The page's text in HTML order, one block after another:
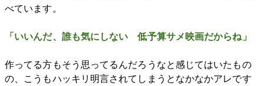
べています。
「いいんだ、誰も気にしない 低予算サメ映画だからね」
作ってる方もそう思ってるんだろうなと感じてはいたもの
の、こうもハッキリ明言されてしまうとなかなかアレです